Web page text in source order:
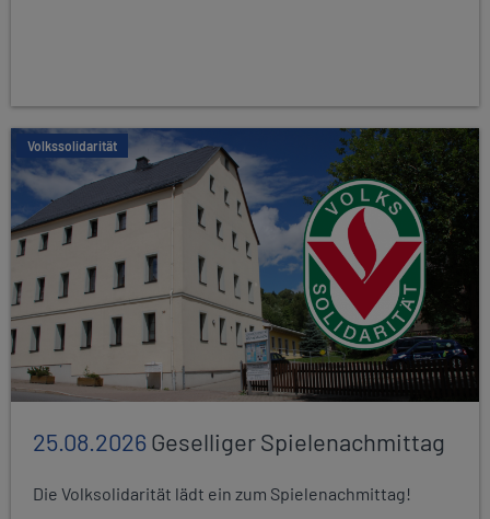
Volkssolidarität
25.08.2026Geselliger Spielenachmittag
Die Volksolidarität lädt ein zum Spielenachmittag!